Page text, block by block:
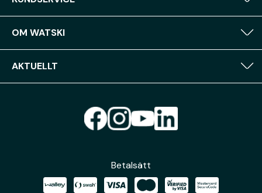
OM WATSKI
AKTUELLT
Betalsätt